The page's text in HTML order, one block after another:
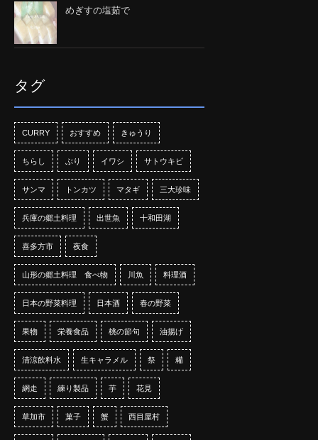
めぎすの塩茹で
タグ
CURRY おすすめ きゅうり
ちらし ぶり イワシ サトウキビ
サンマ トンカツ マタギ 三大珍味
兵庫の郷土料理 出世魚 十和田湖
喜多方市 夜食
山形の郷土料理 食べ物 川魚 料理酒
日本の野菜料理 日本酒 春の野菜
果物 栄養食品 桃の節句 油揚げ
清涼飲料水 生キャラメル 祭 糒
網走 練り製品 芋 花見
草加市 菓子 蟹 西目屋村